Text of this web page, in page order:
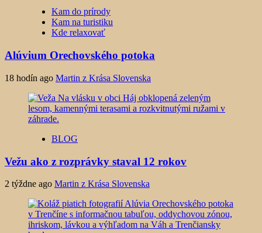
Kam do prírody
Kam na turistiku
Kde relaxovať
Alúvium Orechovského potoka
18 hodín ago Martin z Krása Slovenska
BLOG
Vežu ako z rozprávky staval 12 rokov
2 týždne ago Martin z Krása Slovenska